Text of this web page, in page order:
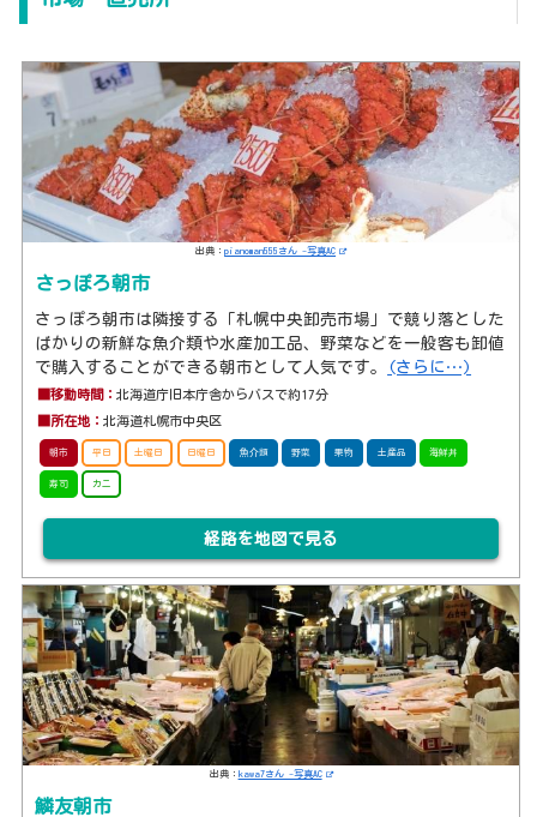
出典：pianoman555さん -写真AC
さっぽろ朝市
さっぽろ朝市は隣接する「札幌中央卸売市場」で競り落とした
ばかりの新鮮な魚介類や水産加工品、野菜などを一般客も卸値
で購入することができる朝市として人気です。
(さらに…)
■移動時間：北海道庁旧本庁舎からバスで約17分
■所在地：北海道札幌市中央区
朝市 平日 土曜日 日曜日 魚介類 野菜 果物 土産品 海鮮丼
寿司 カニ
経路を地図で見る
出典： kawa7さん -写真AC
鱗友朝市